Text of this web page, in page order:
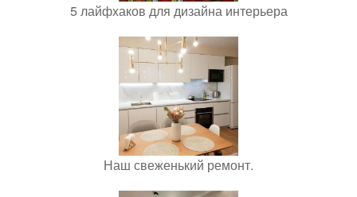
5 лайфхаков для дизайна интерьера
Наш свеженький ремонт.